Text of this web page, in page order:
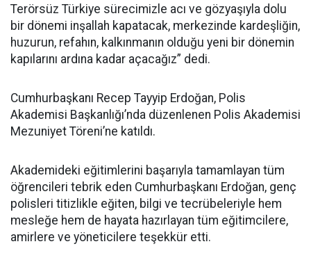
Terörsüz Türkiye sürecimizle acı ve gözyaşıyla dolu
bir dönemi inşallah kapatacak, merkezinde kardeşliğin,
huzurun, refahın, kalkınmanın olduğu yeni bir dönemin
kapılarını ardına kadar açacağız” dedi.
Cumhurbaşkanı Recep Tayyip Erdoğan, Polis
Akademisi Başkanlığı’nda düzenlenen Polis Akademisi
Mezuniyet Töreni’ne katıldı.
Akademideki eğitimlerini başarıyla tamamlayan tüm
öğrencileri tebrik eden Cumhurbaşkanı Erdoğan, genç
polisleri titizlikle eğiten, bilgi ve tecrübeleriyle hem
mesleğe hem de hayata hazırlayan tüm eğitimcilere,
amirlere ve yöneticilere teşekkür etti.